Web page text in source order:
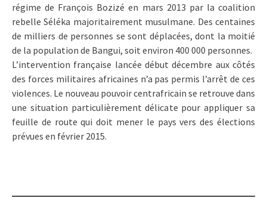
régime de François Bozizé en mars 2013 par la coalition
rebelle Séléka majoritairement musulmane. Des centaines
de milliers de personnes se sont déplacées, dont la moitié
de la population de Bangui, soit environ 400 000 personnes.
L’intervention française lancée début décembre aux côtés
des forces militaires africaines n’a pas permis l’arrêt de ces
violences. Le nouveau pouvoir centrafricain se retrouve dans
une situation particulièrement délicate pour appliquer sa
feuille de route qui doit mener le pays vers des élections
prévues en février 2015.